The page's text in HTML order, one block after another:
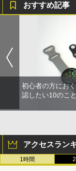
おすすめ記事
初心者の方にお
認したい10のこ
アクセスラン
1時間